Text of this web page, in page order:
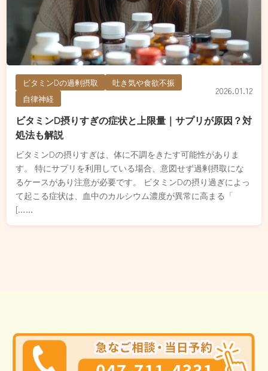
ビタミンDの過剰摂取
吐き気や食欲不振
自律神経
2026.01.12
ビタミンD摂りすぎの症状と上限量｜サプリが原因？対
処法も解説
ビタミンDの摂りすぎは、体に不調をきたす可能性がありま
す。 特にサプリを利用している場合、意図せず過剰摂取にな
るケースがあり注意が必要です。 ビタミンDの摂り過ぎによっ
て起こる症状は、血中のカルシウム濃度が異常に高まる「
[…...